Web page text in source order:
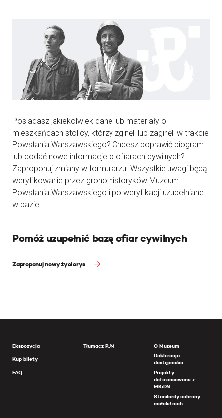
Posiadasz jakiekolwiek dane lub materiały o
mieszkańcach stolicy, którzy zginęli lub zaginęli w trakcie
Powstania Warszawskiego? Chcesz poprawić biogram
lub dodać nowe informacje o ofiarach cywilnych?
Zaproponuj zmiany w formularzu. Wszystkie uwagi będą
weryfikowanie przez grono historyków Muzeum
Powstania Warszawskiego i po weryfikacji uzupełniane
w bazie
Pomóż uzupełnić bazę ofiar cywilnych
Zaproponuj nowy życiorys
Ekspozycja
Kup bilety
FAQ
Tłumacz PJM
O Muzeum
Deklaracja
dostępności
Projekty
dofinansowane z
MKiDN
Standardy ochrony
małoletnich